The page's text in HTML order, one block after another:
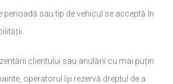
perioadă sau tip de vehicul se acceptă în
clientului sau anulării cu mai puțin
operatorul își rezervă dreptul de a